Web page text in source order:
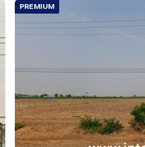
PREMIUM